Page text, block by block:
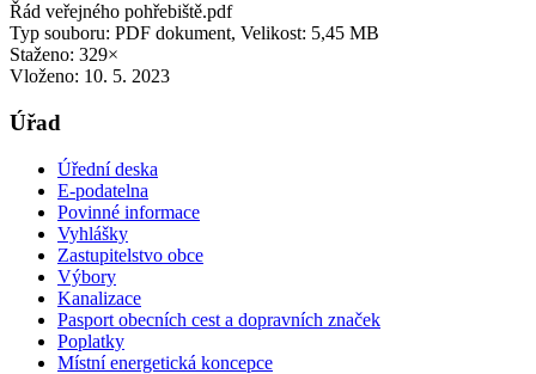
Řád veřejného pohřebiště.pdf
Typ souboru: PDF dokument, Velikost: 5,45 MB
Staženo: 329×
Vloženo: 10. 5. 2023
Úřad
Úřední deska
E-podatelna
Povinné informace
Vyhlášky
Zastupitelstvo obce
Výbory
Kanalizace
Pasport obecních cest a dopravních značek
Poplatky
Místní energetická koncepce